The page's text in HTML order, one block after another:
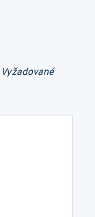
Vyžadované